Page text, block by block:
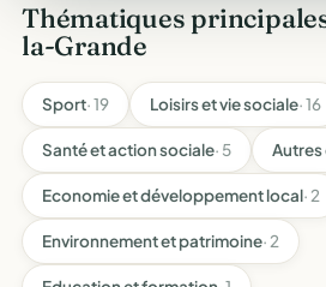
Thématiques
la-Grande
Sport· 19 Loisirs et vie sociale· 16
Santé et action sociale· 5 Autres
Economie et développement local· 2
Environnement et patrimoine· 2